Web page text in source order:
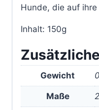
Hunde, die auf
Inhalt: 150g
Gewicht
Maße